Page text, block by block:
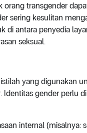
transgender
sering kesulitan
di antara penyedia
seksual.
yang digunakan
gender perlu
internal (misalnya: